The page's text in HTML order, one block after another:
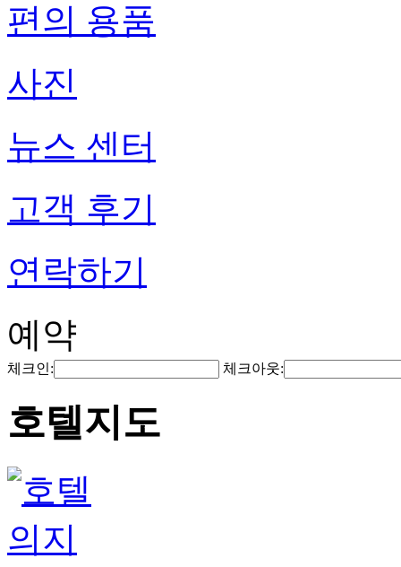
편의 용품
사진
뉴스 센터
고객 후기
연락하기
예약
체크인: 체크아웃:
호텔지도